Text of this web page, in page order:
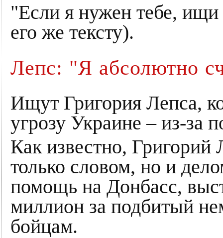
"Если я нужен тебе, ищи
его же тексту).
Лепс: "Я абсолютно
Ищут Григория Лепса,
угрозу Украине – из-за
Как известно,
только словом, но и
помощь на Донбасс,
миллион за подбитый
бойцам.